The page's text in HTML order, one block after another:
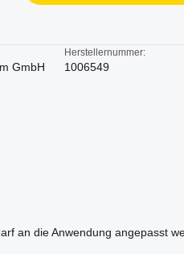
GmbH
Herstellernummer:
1006549
an die Anwendung angepasst